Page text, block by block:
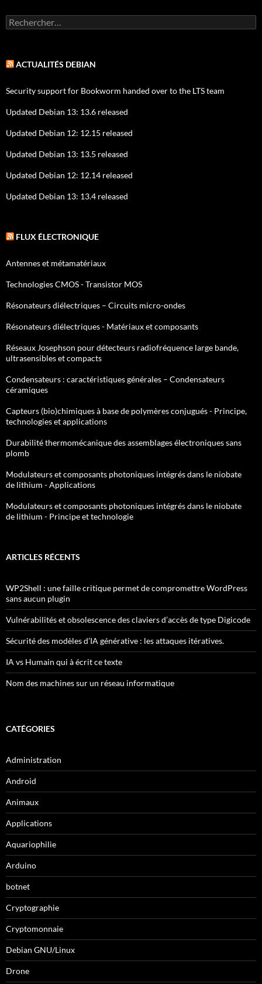
Rechercher :
ACTUALITÉS DEBIAN
Security support for Bookworm handed over to the LTS team
Updated Debian 13: 13.6 released
Updated Debian 12: 12.15 released
Updated Debian 13: 13.5 released
Updated Debian 12: 12.14 released
Updated Debian 13: 13.4 released
FLUX ÉLECTRONIQUE
Antennes et métamatériaux
Technologies CMOS - Transistor MOS
Résonateurs diélectriques – Circuits micro-ondes
Résonateurs diélectriques - Matériaux et composants
Réseaux Josephson pour détecteurs radiofréquence large bande,
ultrasensibles et compacts
Condensateurs : caractéristiques générales – Condensateurs
céramiques
Capteurs (bio)chimiques à base de polymères conjugués - Principe,
technologies et applications
Durabilité thermomécanique des assemblages électroniques sans
plomb
Modulateurs et composants photoniques intégrés dans le niobate
de lithium - Applications
Modulateurs et composants photoniques intégrés dans le niobate
de lithium - Principe et technologie
ARTICLES RÉCENTS
WP2Shell : une faille critique permet de compromettre WordPress
sans aucun plugin
Vulnérabilités et obsolescence des claviers d’accès de type Digicode
Sécurité des modèles d’IA générative : les attaques itératives.
IA vs Humain qui à écrit ce texte
Nom des machines sur un réseau informatique
CATÉGORIES
Administration
Android
Animaux
Applications
Aquariophilie
Arduino
botnet
Cryptographie
Cryptomonnaie
Debian GNU/Linux
Drone